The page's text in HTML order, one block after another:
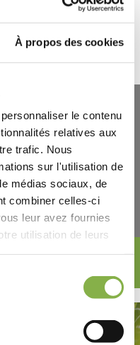
À propos des cookies
le contenu
relatives aux
trafic. Nous
sur l'utilisation de
médias sociaux, de
combiner celles-ci
leur avez fournies
utilisation de leurs